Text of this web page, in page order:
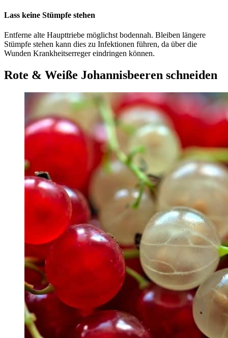
Lass keine Stümpfe stehen
Entferne alte Haupttriebe möglichst bodennah. Bleiben längere
Stümpfe stehen kann dies zu Infektionen führen, da über die
Wunden Krankheitserreger eindringen können.
Rote & Weiße Johannisbeeren schneiden